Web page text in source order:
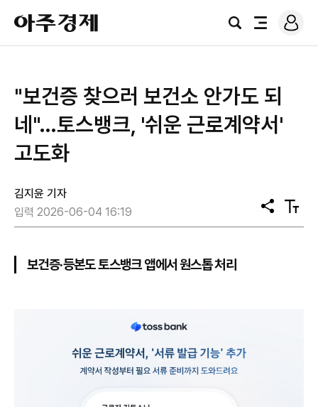
아
주
경
검
전
로
그
"보건증 찾으러 보건소 안가도 되
네"…토스뱅크, '쉬운 근로계약서'
고도화
김지윤 기자
입력 2026-06-04 16:19
공
유
텍
스
보건증·등본도 토스뱅크 앱에서 원스톱 처리